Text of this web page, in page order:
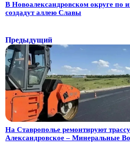
В Новоалександровском округе по
создадут аллею Славы
Предыдущий
На Ставрополье ремонтируют
Александровское – Минеральные